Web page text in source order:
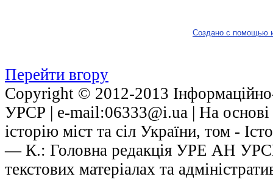
Создано с помощью
Перейти вгору
Copyright © 2012-2013 Інформаційно-
УРСР | е-mail:06333@i.ua | На основі
історію міст та сіл України, том -
— К.: Головна редакція УРЕ АН
текстових матеріалах та